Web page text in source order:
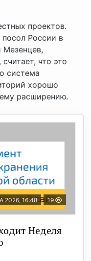
проектов.
России в
Мезенцев,
что это
система
хорошо
расширению.
2026, 16:48 19
Неделя